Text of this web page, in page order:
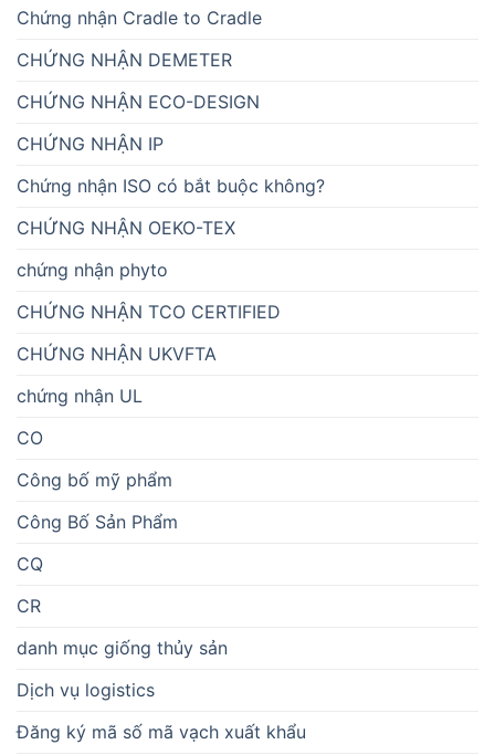
Chứng nhận Cradle to Cradle
CHỨNG NHẬN DEMETER
CHỨNG NHẬN ECO-DESIGN
CHỨNG NHẬN IP
Chứng nhận ISO có bắt buộc không?
CHỨNG NHẬN OEKO-TEX
chứng nhận phyto
CHỨNG NHẬN TCO CERTIFIED
CHỨNG NHẬN UKVFTA
chứng nhận UL
CO
Công bố mỹ phẩm
Công Bố Sản Phẩm
CQ
CR
danh mục giống thủy sản
Dịch vụ logistics
Đăng ký mã số mã vạch xuất khẩu